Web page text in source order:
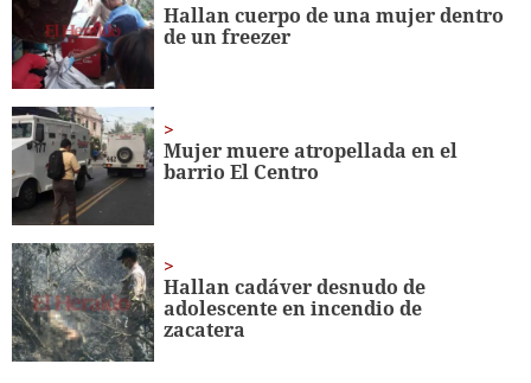
Hallan cuerpo de una mujer dentro
de un freezer
Mujer muere atropellada en el
barrio El Centro
Hallan cadáver desnudo de
adolescente en incendio de
zacatera